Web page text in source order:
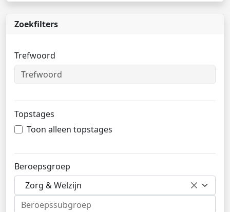
Zoekfilters
Trefwoord
Topstages
Toon alleen topstages
Beroepsgroep
Zorg & Welzijn